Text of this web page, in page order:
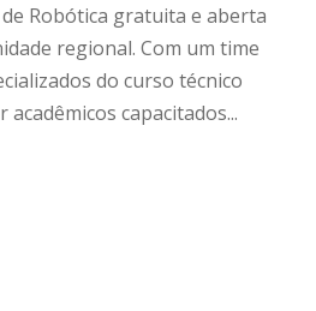
Robótica gratuita e aberta
regional. Com um time
do curso técnico
capacitados...